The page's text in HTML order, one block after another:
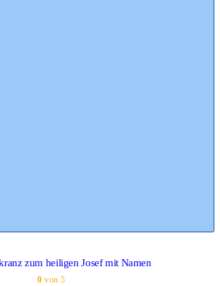
zum heiligen Josef mit Namen
0 von 5